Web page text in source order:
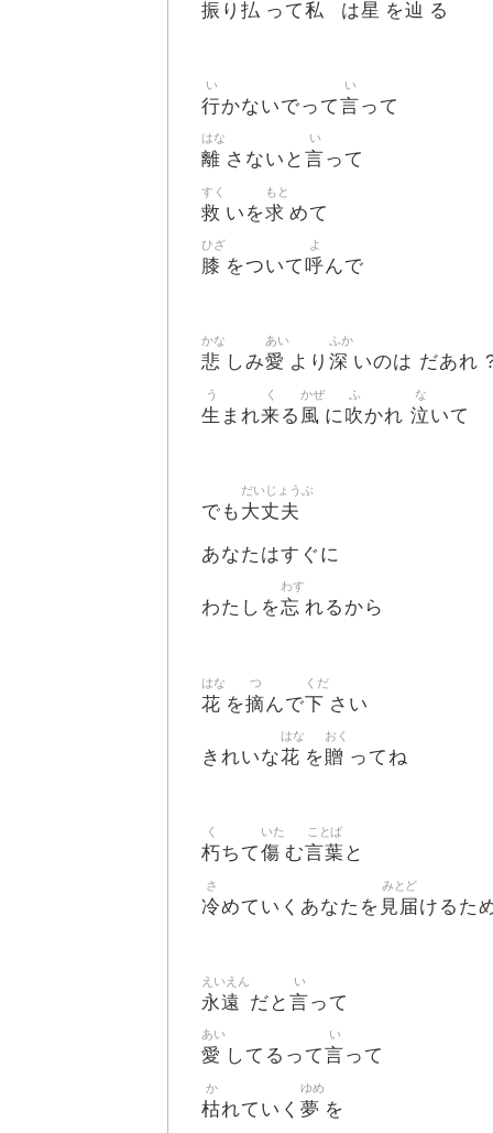
振 り 払 って私 は星 を辿 る
行
い
かないでって言
い
って
離
はな
さないと 言
い
って
救
すく
いを求
もと
めて
膝
ひざ
をついて呼
よ
んで
悲
かな
しみ愛
あい
より 深
ふか
いのは だあれ
生
う
まれ来
く
る 風
かぜ
に吹
ふ
かれ 泣
な
いて
でも 大丈夫
だいじょうぶ
あなたはすぐに
わたしを忘
わす
れるから
花
はな
を摘
つ
んで下
くだ
さい
きれいな花
はな
を贈
おく
ってね
朽
く
ちて傷
いた
む言葉
ことば
と
冷
さ
めていくあなたを 見届
みとど
けるた
永遠
えいえん
だと 言
い
って
愛
あい
してるって言
い
って
枯
か
れていく 夢
ゆめ
を